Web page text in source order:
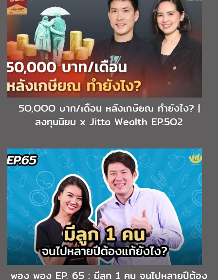
5O,OOO บาท/เดือน หลังเกษียณ ทำยังไง? |
ลงทุนนิยม x Jitta Wealth EP.5O2
พอง พอง EP. 65 : มีลูก 1 คน จนไปหลายปีต้อง